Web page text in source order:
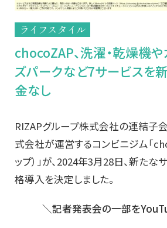
ライフスタイル
chocoZAP、洗濯・乾燥機や
ズパークなど7サービスを
金なし
RIZAPグループ株式会社の連結子
式会社が運営するコンビニジム「
ップ）」が、2024年3月28日、新た
格導入を決定しました。
＼記者発表会の一部を